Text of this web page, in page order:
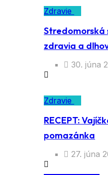
Zdravie
zdravia a
30. júna
Zdravie
RECEPT:
pomazánka
27. júna